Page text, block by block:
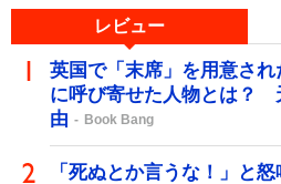
レビュー
英国で「末席」を用意され
に呼び寄せた人物とは？
由
Book Bang
「死ぬとか言うな！」と